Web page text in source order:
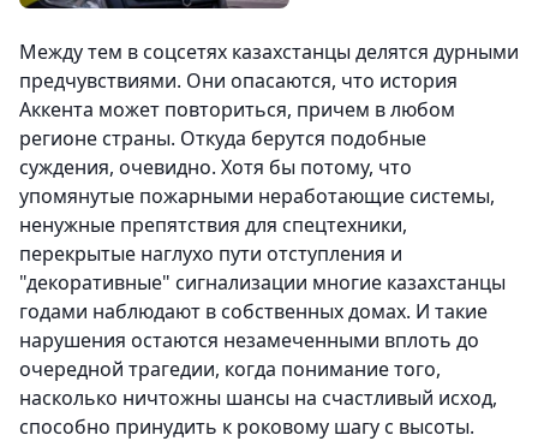
Между тем в соцсетях казахстанцы делятся дурными
предчувствиями. Они опасаются, что история
Аккента может повториться, причем в любом
регионе страны. Откуда берутся подобные
суждения, очевидно. Хотя бы потому, что
упомянутые пожарными неработающие системы,
ненужные препятствия для спецтехники,
перекрытые наглухо пути отступления и
"декоративные" сигнализации многие казахстанцы
годами наблюдают в собственных домах. И такие
нарушения остаются незамеченными вплоть до
очередной трагедии, когда понимание того,
насколько ничтожны шансы на счастливый исход,
способно принудить к роковому шагу с высоты.